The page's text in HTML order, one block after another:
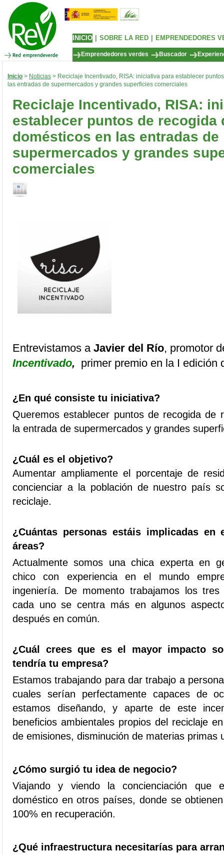
INICIO SOBRE LA RED EMPRENDEDORES
Emprendedores verdes Buscador
Inicio > Noticias > Reciclaje Incentivado, RISA: iniciativa para establecer
las entradas de supermercados y grandes superficies comerciales
Reciclaje Incentivado, RISA:
establecer puntos de recogida
domésticos en las entradas de
supermercados y grandes
comerciales
Entrevistamos a Javier del Río, promotor
Incentivado, primer premio en la I edición
¿En qué consiste tu iniciativa?
Queremos establecer puntos de recogida de
la entrada de supermercados y grandes
¿Cuál es el objetivo?
Aumentar ampliamente el porcentaje de
concienciar a la población de nuestro país
reciclaje.
¿Cuántas personas estáis implicadas
áreas?
Actualmente somos una chica experta en
chico con experiencia en el mundo
ingeniería. De momento trabajamos los
cada uno se centra más en algunos
después en común.
¿Cuál crees que es el mayor impacto
tendría tu empresa?
Estamos trabajando para dar trabajo a
cuales serían perfectamente capaces de
estamos diseñando, y aparte de este
beneficios ambientales propios del reciclaje
de emisiones, disminución de materias primas
¿Cómo surgió tu idea de negocio?
Viajando y viendo la concienciación que
doméstico en otros países, donde se
100% en recuperación.
¿Qué infraestructura necesitarías para